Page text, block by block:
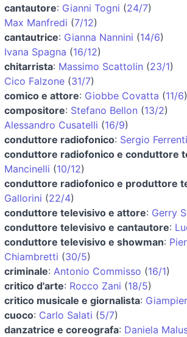
cantautore: Gianni Togni (24/7)
Max Manfredi (7/12)
cantautrice: Gianna Nannini (14/6)
Ivana Spagna (16/12)
chitarrista: Massimo Scattolin (23/1)
Cico Falzone (31/7)
comico e attore: Giobbe Covatta (11/6)
compositore: Stefano Bellon (13/2)
Alessandro Cusatelli (16/9)
conduttore radiofonico: Sergio
conduttore radiofonico e conduttore
Mancinelli (10/12)
conduttore radiofonico e produttore
Gallorini (22/4)
conduttore televisivo e attore: Gerry
conduttore televisivo e cantautore:
conduttore televisivo e showman:
Chiambretti (30/5)
criminale: Antonio Commisso (16/1)
critico d'arte: Rocco Zani (18/5)
critico musicale e giornalista:
cuoco: Carlo Salati (5/7)
danzatrice e coreografa: Daniela